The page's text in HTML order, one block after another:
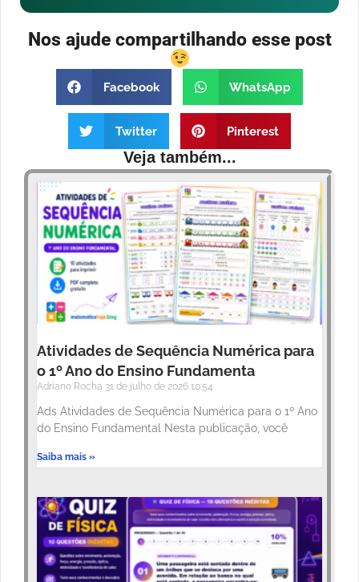
Nos ajude compartilhando esse post
Facebook WhatsApp
Twitter Pinterest
Veja também...
Atividades de Sequência Numérica para
o 1º Ano do Ensino Fundamenta
Adriano Rocha 31 de julho de 2026 10:54
Ads Atividades de Sequência Numérica para o 1º Ano
do Ensino Fundamental Nesta publicação, você
Saiba mais »